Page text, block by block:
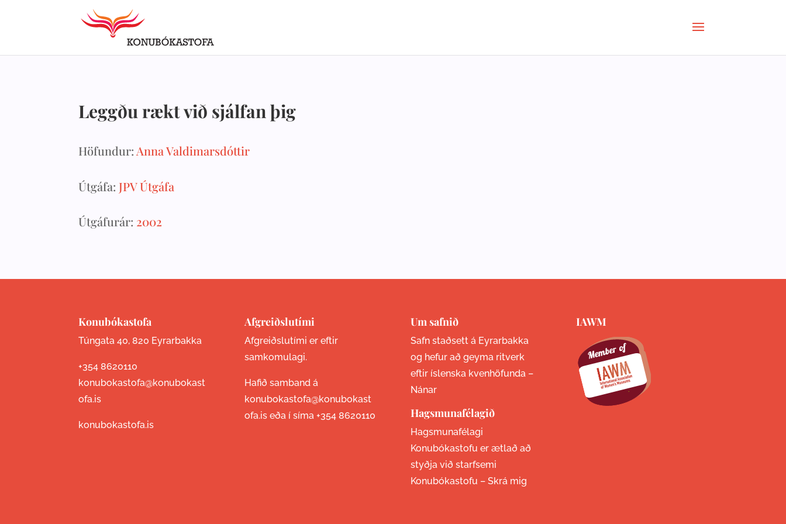
Leggðu rækt við sjálfan þig
Höfundur: Anna Valdimarsdóttir
Útgáfa: JPV Útgáfa
Útgáfurár: 2002
Konubókastofa
Túngata 40, 820 Eyrarbakka
+354 8620110
konubokastofa@konubokast
ofa.is
konubokastofa.is
Afgreiðslutími
Afgreiðslutími er eftir
samkomulagi.
Hafið samband á
konubokastofa@konubokast
ofa.is eða í síma +354 8620110
Um safnið
Safn staðsett á Eyrarbakka
og hefur að geyma ritverk
eftir íslenska kvenhöfunda –
Nánar
Hagsmunafélagið
Hagsmunafélagi
Konubókastofu er ætlað að
styðja við starfsemi
Konubókastofu – Skrá mig
IAWM